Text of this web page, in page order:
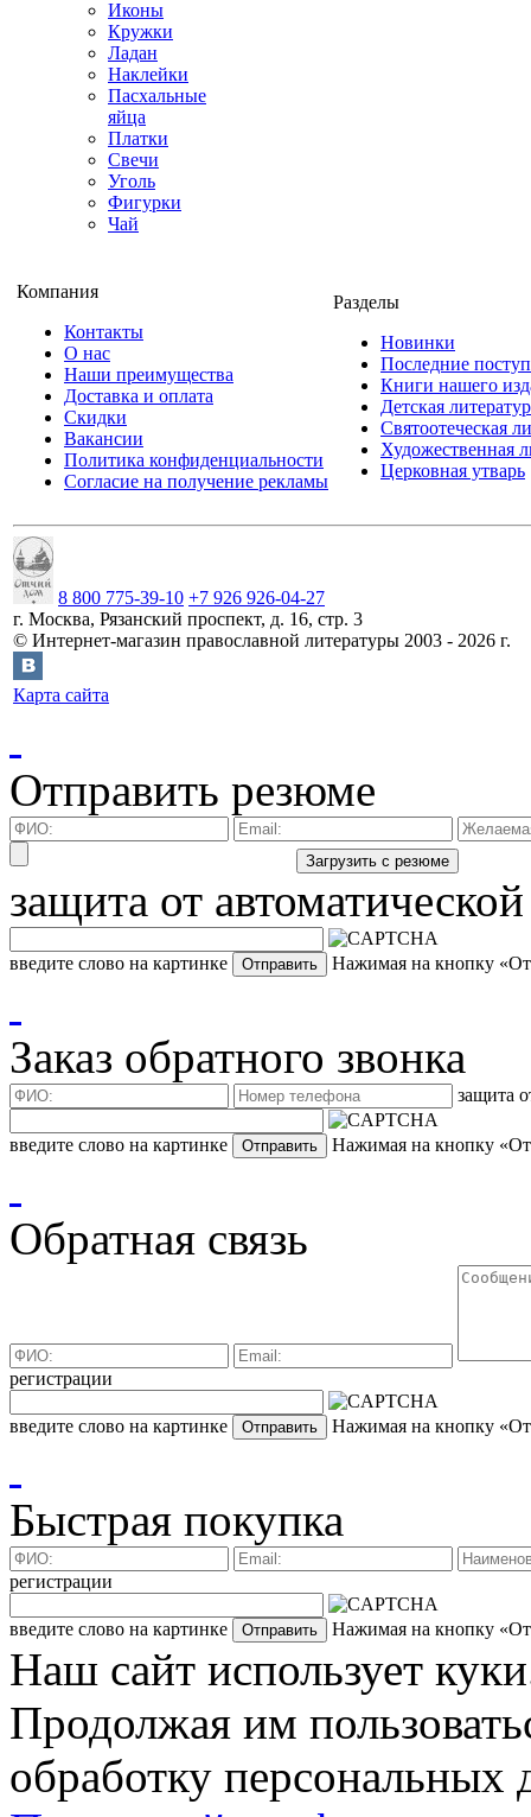
Иконы
Кружки
Ладан
Наклейки
Пасхальные
яйца
Платки
Свечи
Уголь
Фигурки
Чай
Компания
Контакты
О нас
Наши преимущества
Доставка и оплата
Скидки
Вакансии
Политика конфиденциальности
Согласие на получение рекламы
Разделы
Новинки
Последние
Книги нашего
Детская
Святоотеческая
Художественная
Церковная утварь
8 800 775-39-10 +7 926 926-04-27
г. Москва, Рязанский проспект, д. 16, стр. 3
© Интернет-магазин православной литературы 2003 - 2026 г.
Карта сайта
Отправить резюме
защита от
введите слово на картинке Нажимая на кнопку
Заказ обратного звонка
защита
введите слово на картинке Нажимая на кнопку
Обратная связь
регистрации
введите слово на картинке Нажимая на кнопку
Быстрая покупка
регистрации
введите слово на картинке Нажимая на кнопку
Наш сайт использует
Продолжая им
обработку персональных